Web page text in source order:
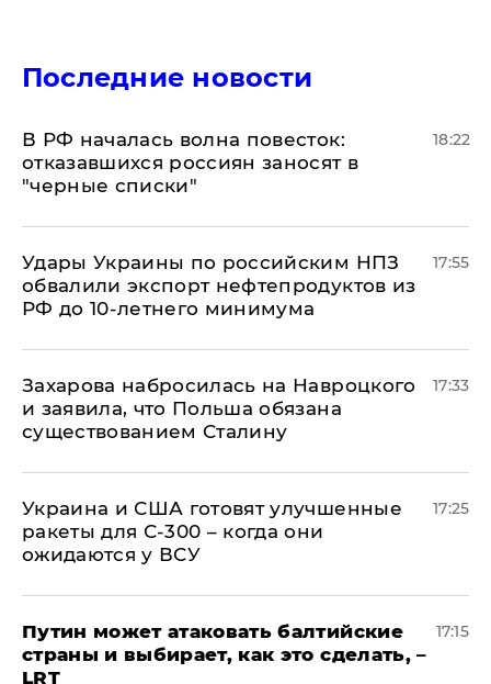
Последние новости
​В РФ началась волна повесток:
отказавшихся россиян заносят в
"черные списки"
18:22
Удары Украины по российским НПЗ
обвалили экспорт нефтепродуктов из
РФ до 10-летнего минимума
17:55
​Захарова набросилась на Навроцкого
и заявила, что Польша обязана
существованием Сталину
17:33
Украина и США готовят улучшенные
ракеты для С-300 – когда они
ожидаются у ВСУ
17:25
Путин может атаковать балтийские
страны и выбирает, как это сделать, –
LRT
17:15